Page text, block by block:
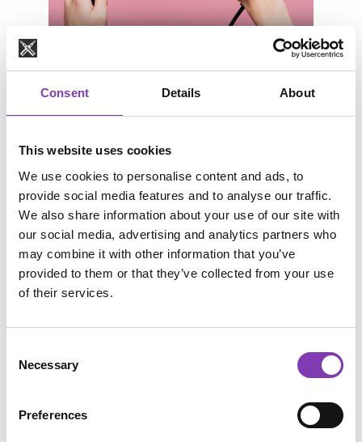
Consent Details About
This website uses cookies
We use cookies to personalise content and ads, to
provide social media features and to analyse our traffic.
We also share information about your use of our site with
our social media, advertising and analytics partners who
may combine it with other information that you’ve
provided to them or that they’ve collected from your use
of their services.
Selection
Necessary
Preferences
Was für Gerätschaften gibt es eigentlich und
Warmluft Stylingbürste:
Kurz und knapp, das ist im Grunde wie eine
Rundbürste, die allerdings einen Heizfunktion
hat. Sie wird wie eine Rundbürste angewendet
und hat einen leicht glättenden Effekt. Da
diese Bürste einen Föhnfunktion hat, kann sie
im feuchten Haar angewendet werden.
möchtest, solltest du deine Zeit einplanen. Für
Wenn du nur etwas Volumen und leichte